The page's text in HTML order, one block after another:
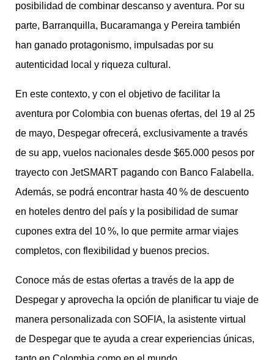
posibilidad de combinar descanso y aventura. Por su
parte, Barranquilla, Bucaramanga y Pereira también
han ganado protagonismo, impulsadas por su
autenticidad local y riqueza cultural.
En este contexto, y con el objetivo de facilitar la
aventura por Colombia con buenas ofertas, del 19 al 25
de mayo, Despegar ofrecerá, exclusivamente a través
de su app, vuelos nacionales desde $65.000 pesos por
trayecto con JetSMART pagando con Banco Falabella.
Además, se podrá encontrar hasta 40 % de descuento
en hoteles dentro del país y la posibilidad de sumar
cupones extra del 10 %, lo que permite armar viajes
completos, con flexibilidad y buenos precios.
Conoce más de estas ofertas a través de la app de
Despegar y aprovecha la opción de planificar tu viaje de
manera personalizada con SOFIA, la asistente virtual
de Despegar que te ayuda a crear experiencias únicas,